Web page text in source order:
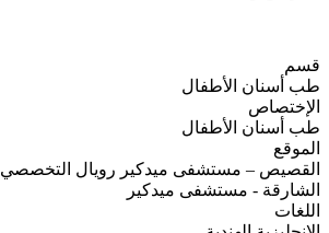
قسم
طب أسنان الأطفال
الإختصاص
طب أسنان الأطفال
الموقع
القصيص – مستشفى ميدكير رويال التخصصي
الشارقة - مستشفى ميدكير
اللغات